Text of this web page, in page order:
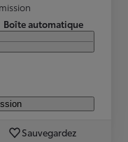
Boîte automatique
Sauvegardez